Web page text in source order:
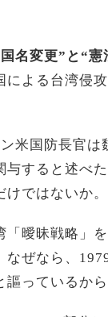
名変更”と“
よる台湾侵
米国防長官
すると述べ
ではないか。
曖昧戦略」
ぜなら、
っているから